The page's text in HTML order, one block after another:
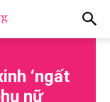
‘ngất
nữ